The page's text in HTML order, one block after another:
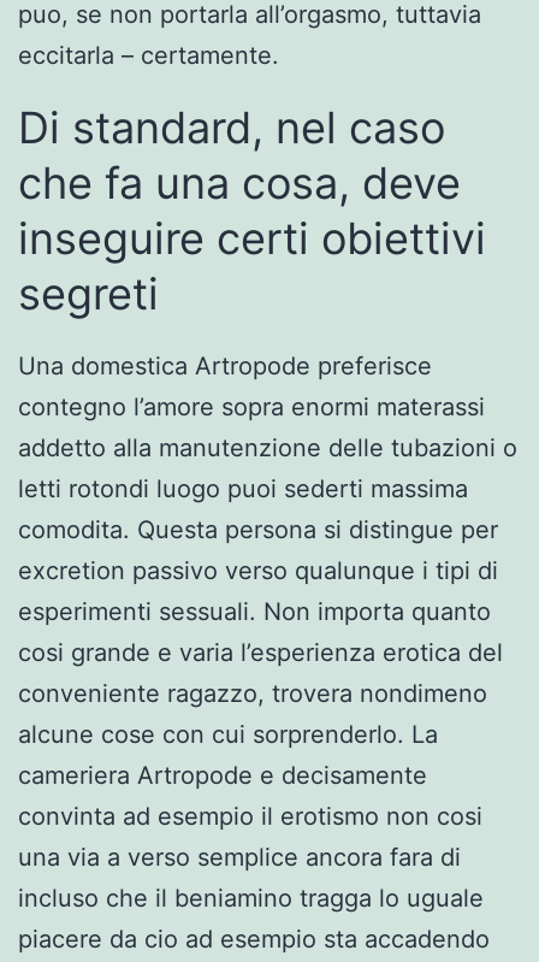
puo, se non portarla all’orgasmo, tuttavia
eccitarla – certamente.
Di standard, nel caso
che fa una cosa, deve
inseguire certi obiettivi
segreti
Una domestica Artropode preferisce
contegno l’amore sopra enormi materassi
addetto alla manutenzione delle tubazioni o
letti rotondi luogo puoi sederti massima
comodita. Questa persona si distingue per
excretion passivo verso qualunque i tipi di
esperimenti sessuali. Non importa quanto
cosi grande e varia l’esperienza erotica del
conveniente ragazzo, trovera nondimeno
alcune cose con cui sorprenderlo. La
cameriera Artropode e decisamente
convinta ad esempio il erotismo non cosi
una via a verso semplice ancora fara di
incluso che il beniamino tragga lo uguale
piacere da cio ad esempio sta accadendo